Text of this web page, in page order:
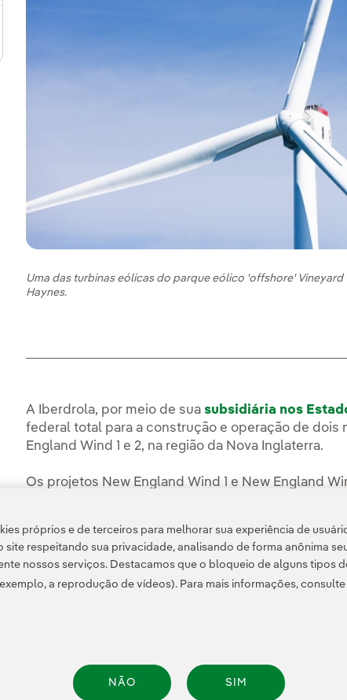
Uma das turbinas eólicas do parque eólico 'offshore' Vineyard
Haynes.
A Iberdrola, por meio de sua subsidiária nos
federal total para a construção e operação de dois
England Wind 1 e 2, na região da Nova Inglaterra.
Os projetos New England Wind 1 e New England
Leia a notícia completa naSala de Comunicação
Transparência no uso da IA Configuração
próprios e de terceiros para melhorar sua experiência de
site respeitando sua privacidade, analisando de forma anônima
nossos serviços. Destacamos que o bloqueio de alguns tipos
a reprodução de vídeos). Para mais informações,
NÃO SIM